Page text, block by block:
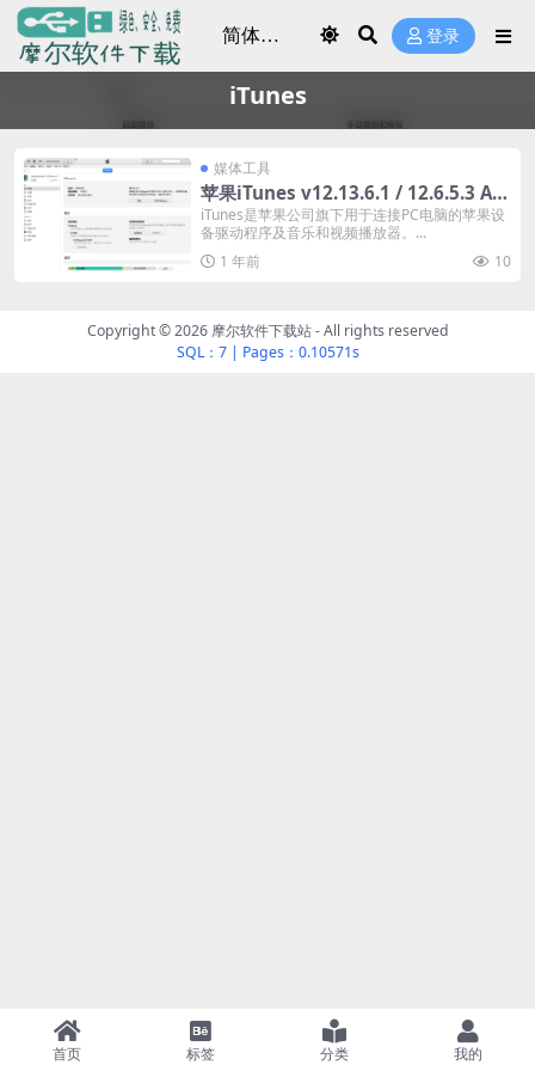
登录
iTunes
媒体工具
苹果iTunes v12.13.6.1 / 12.6.5.3 Ap
pStore
iTunes是苹果公司旗下用于连接PC电脑的苹果设
备驱动程序及音乐和视频播放器。...
1 年前
10
Copyright © 2026 摩尔软件下载站- All rights reserved
SQL：7| Pages：0.10571s
首页 标签 分类 我的